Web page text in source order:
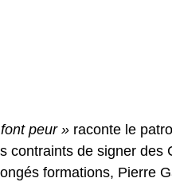
peur » raconte le
contraints de signer des
formations, Pierre